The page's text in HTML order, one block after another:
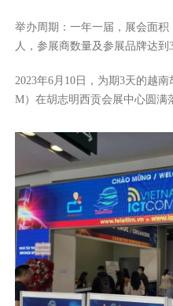
举办周期：一年一届，展会面积
人，参展商数量及参展品牌达到
2023年6月10日，为期3天的越
M）在胡志明西贡会展中心圆满